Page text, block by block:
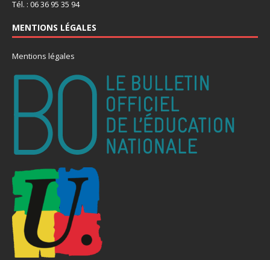
Tél. : 06 36 95 35 94
MENTIONS LÉGALES
Mentions légales